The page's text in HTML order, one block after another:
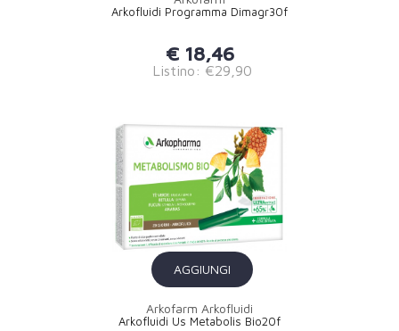
Arkofluidi Programma Dimagr30f
€ 18,46
Listino: €29,90
AGGIUNGI
Arkofarm Arkofluidi
Arkofluidi Us Metabolis Bio20f